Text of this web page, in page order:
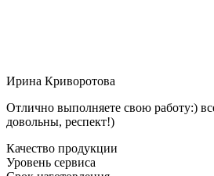
Ирина Криворотова
Отлично выполняете свою работу:)
довольны, респект!)
Качество продукции
Уровень сервиса